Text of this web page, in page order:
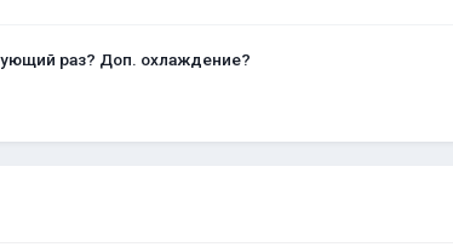
раз? Доп. охлаждение?